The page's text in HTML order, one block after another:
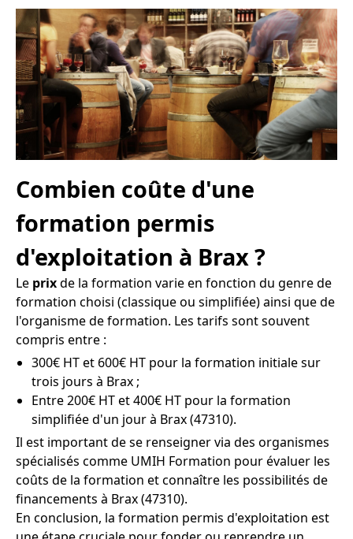
Combien coûte d'une
formation permis
d'exploitation à Brax ?
Le prixde la formation varie en fonction du genre de
formation choisi (classique ou simplifiée) ainsi que de
l'organisme de formation. Les tarifs sont souvent
compris entre :
300€ HT et 600€ HT pour la formation initiale sur
trois jours à Brax ;
Entre 200€ HT et 400€ HT pour la formation
simplifiée d'un jour à Brax (47310).
Il est important de se renseigner via des organismes
spécialisés comme UMIH Formation pour évaluer les
coûts de la formation et connaître les possibilités de
financements à Brax (47310).
En conclusion, la formation permis d'exploitation est